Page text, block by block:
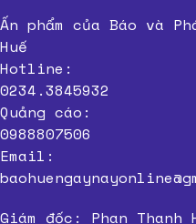
Ấn phẩm của Báo và
Huế
Hotline:
0234.3845932
Quảng cáo:
0988807506
Email:
Giám đốc: Phan Thanh